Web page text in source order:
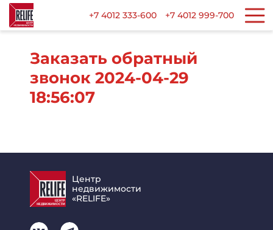
+7 4012 333-600 +7 4012 999-700
Заказать обратный
звонок 2024-04-29
18:56:07
Центр
недвижимости
«RELIFE»